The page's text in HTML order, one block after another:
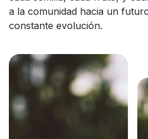
a la comunidad hacia un
constante evolución.